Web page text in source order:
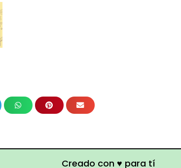
Creado con ♥ para tí